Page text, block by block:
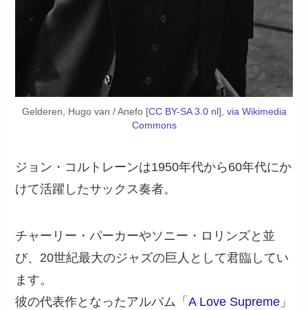
Gelderen, Hugo van / Anefo [CC BY-SA 3.0 nl], via Wikimedia
Commons
ジョン・コルトレーンは1950年代から60年代にか
けて活躍したサックス奏者。
チャーリー・パーカーやソニー・ロリンズと並
び、20世紀最大のジャズの巨人として君臨してい
ます。
彼の代表作となったアルバム「A Love Supreme 」